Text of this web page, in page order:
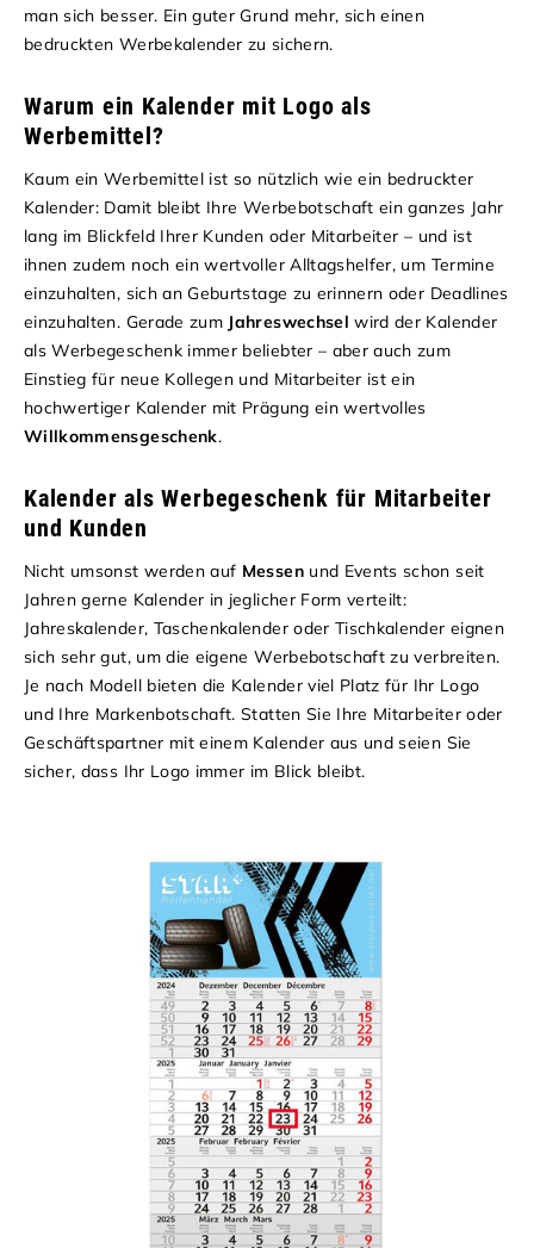
man sich besser. Ein guter Grund mehr, sich einen
bedruckten Werbekalender zu sichern.
Warum ein Kalender mit Logo als
Werbemittel?
Kaum ein Werbemittel ist so nützlich wie ein bedruckter
Kalender: Damit bleibt Ihre Werbebotschaft ein ganzes Jahr
lang im Blickfeld Ihrer Kunden oder Mitarbeiter – und ist
ihnen zudem noch ein wertvoller Alltagshelfer, um Termine
einzuhalten, sich an Geburtstage zu erinnern oder Deadlines
einzuhalten. Gerade zum Jahreswechsel wird der Kalender
als Werbegeschenk immer beliebter – aber auch zum
Einstieg für neue Kollegen und Mitarbeiter ist ein
hochwertiger Kalender mit Prägung ein wertvolles
Willkommensgeschenk.
Kalender als Werbegeschenk für Mitarbeiter
und Kunden
Nicht umsonst werden auf Messenund Events schon seit
Jahren gerne Kalender in jeglicher Form verteilt:
Jahreskalender, Taschenkalender oder Tischkalender eignen
sich sehr gut, um die eigene Werbebotschaft zu verbreiten.
Je nach Modell bieten die Kalender viel Platz für Ihr Logo
und Ihre Markenbotschaft. Statten Sie Ihre Mitarbeiter oder
Geschäftspartner mit einem Kalender aus und seien Sie
sicher, dass Ihr Logo immer im Blick bleibt.